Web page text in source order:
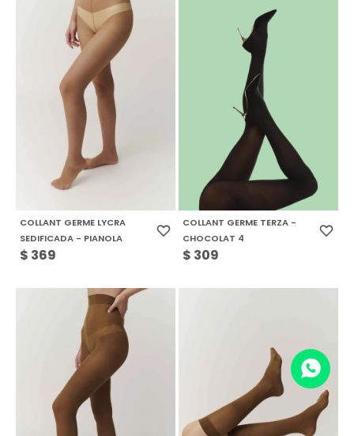
COLLANT GERME LYCRA
SEDIFICADA - PIANOLA
$ 369
COLLANT GERME TERZA -
CHOCOLAT 4
$ 309